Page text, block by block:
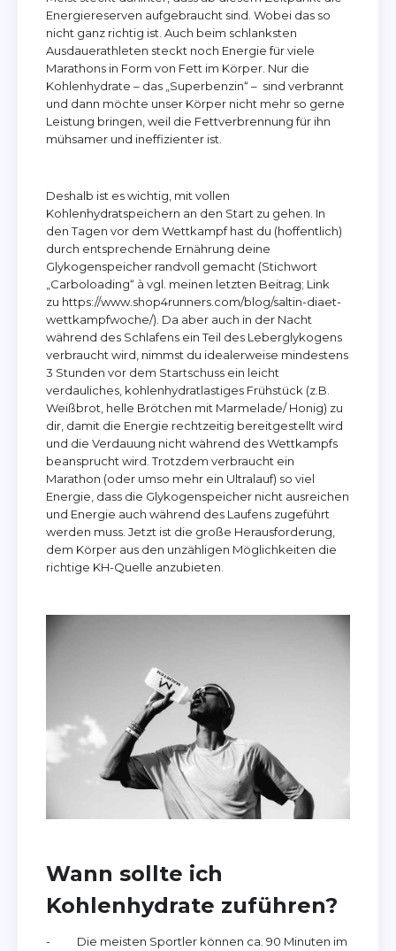
Energiereserven aufgebraucht sind. Wobei das so
nicht ganz richtig ist. Auch beim schlanksten
Ausdauerathleten steckt noch Energie für viele
Marathons in Form von Fett im Körper. Nur die
Kohlenhydrate – das „Superbenzin“ – sind verbrannt
und dann möchte unser Körper nicht mehr so gerne
Leistung bringen, weil die Fettverbrennung für ihn
mühsamer und ineffizienter ist.
Deshalb ist es wichtig, mit vollen
Kohlenhydratspeichern an den Start zu gehen. In
den Tagen vor dem Wettkampf hast du (hoffentlich)
durch entsprechende Ernährung deine
Glykogenspeicher randvoll gemacht (Stichwort
„Carboloading“ à vgl. meinen letzten Beitrag; Link
zu https://www.shop4runners.com/blog/saltin-diaet-
wettkampfwoche/). Da aber auch in der Nacht
während des Schlafens ein Teil des Leberglykogens
verbraucht wird, nimmst du idealerweise mindestens
3 Stunden vor dem Startschuss ein leicht
verdauliches, kohlenhydratlastiges Frühstück (z.B.
Weißbrot, helle Brötchen mit Marmelade/ Honig) zu
dir, damit die Energie rechtzeitig bereitgestellt wird
und die Verdauung nicht während des Wettkampfs
beansprucht wird. Trotzdem verbraucht ein
Marathon (oder umso mehr ein Ultralauf) so viel
Energie, dass die Glykogenspeicher nicht ausreichen
und Energie auch während des Laufens zugeführt
werden muss. Jetzt ist die große Herausforderung,
dem Körper aus den unzähligen Möglichkeiten die
richtige KH-Quelle anzubieten.
Wann sollte ich
Kohlenhydrate zuführen?
- Die meisten Sportler können ca. 90 Minuten im